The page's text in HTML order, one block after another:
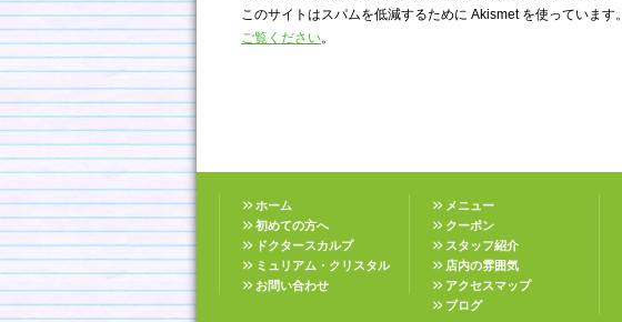
このサイトはスパムを低減するために Akismet を使っています。
ご覧ください。
ホーム
初めての方へ
ドクタースカルプ
ミュリアム・クリスタル
お問い合わせ
メニュー
クーポン
スタッフ紹介
店内の雰囲気
アクセスマップ
ブログ